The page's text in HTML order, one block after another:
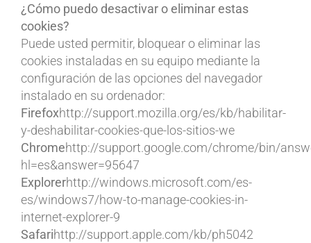
¿Cómo puedo desactivar o eliminar estas
cookies?
Puede usted permitir, bloquear o eliminar las
cookies instaladas en su equipo mediante la
configuración de las opciones del navegador
instalado en su ordenador:
Firefoxhttp://support.mozilla.org/es/kb/habilitar-
y-deshabilitar-cookies-que-los-sitios-we
Chromehttp://support.google.com/chrome/bin/
hl=es&answer=95647
Explorerhttp://windows.microsoft.com/es-
es/windows7/how-to-manage-cookies-in-
internet-explorer-9
Safarihttp://support.apple.com/kb/ph5042